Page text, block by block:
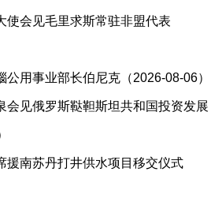
使会见毛里求斯常驻非盟代表
用事业部长伯尼克（2026-08-06）
会见俄罗斯鞑靼斯坦共和国投资发展
援南苏丹打井供水项目移交仪式